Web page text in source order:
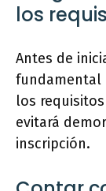
los
Antes de
fundamental
los
evitará
inscripción.